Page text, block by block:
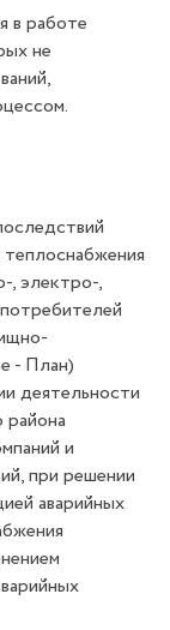
в работе
не
, электро-,
- План)
деятельности
района
и
при решении
аварийных